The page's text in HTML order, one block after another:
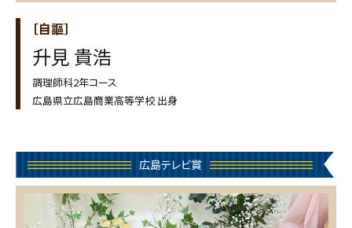
［自謳］
升見 貴浩
調理師科2年コース
広島県立広島商業高等学校 出身
広島テレビ賞